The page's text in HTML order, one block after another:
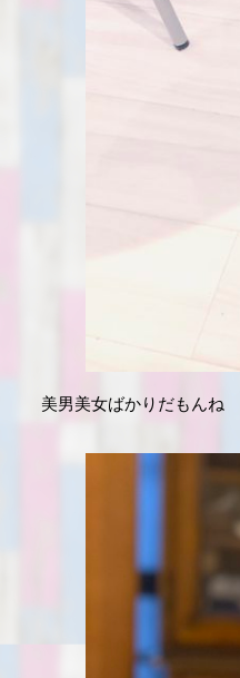
美男美女ばかりだもんね